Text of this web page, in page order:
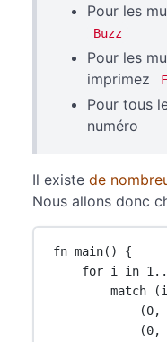
Pour les
Buzz
Pour les
imprimez
Pour tous
numéro
Il existe de
Nous allons donc
fn main() {
for i in 1
match
(0,
(0,